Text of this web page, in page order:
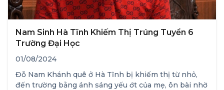
Nam Sinh Hà Tĩnh Khiếm Thị Trúng Tuyển 6
Trường Đại Học
01/08/2024
Đỗ Nam Khánh quê ở Hà Tĩnh bị khiếm thị từ nhỏ,
đến trường bằng ánh sáng yếu ớt của mẹ, ôn bài nhờ